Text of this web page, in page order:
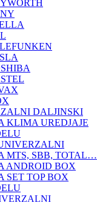
DALJINSKI
KLIMA UREDJAJE
MTS, SBB, TOTAL…
ANDROID BOX
SET TOP BOX